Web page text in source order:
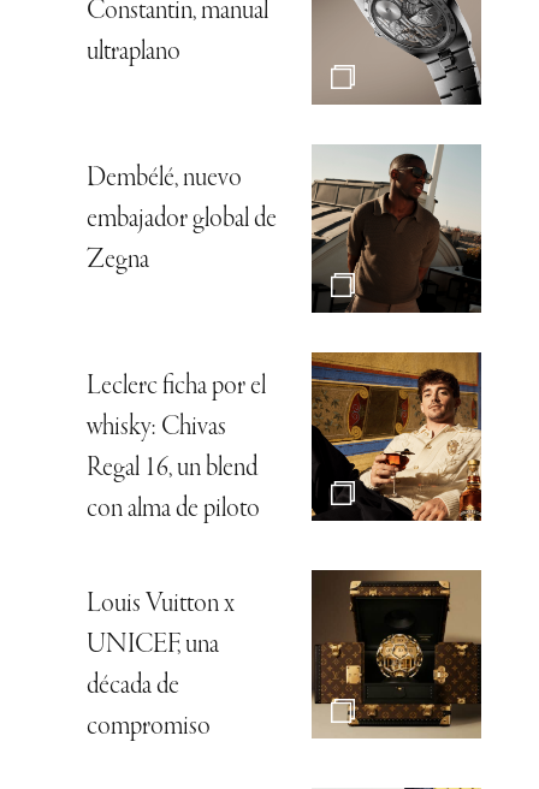
Constantin, manual
ultraplano
Dembélé, nuevo
embajador global de
Zegna
Leclerc ficha por el
whisky: Chivas
Regal 16, un blend
con alma de piloto
Louis Vuitton x
UNICEF, una
década de
compromiso